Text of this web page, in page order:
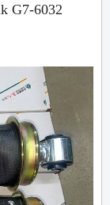
G7-6032